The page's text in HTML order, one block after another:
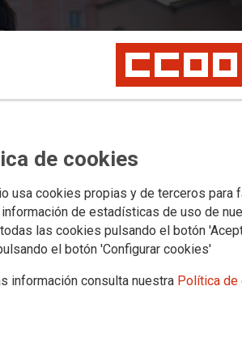
de cookies
usa cookies propias y de terceros para
de estadísticas de uso de
las cookies pulsando el botón
el botón 'Configurar cookies'
información consulta nuestra Política de
forestales
forestales se apagan en invierno? Vamos a
de quienes intervienen